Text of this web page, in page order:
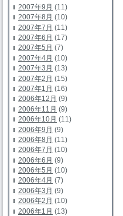
2007年9月 (11)
2007年8月 (10)
2007年7月 (11)
2007年6月 (17)
2007年5月 (7)
2007年4月 (10)
2007年3月 (13)
2007年2月 (15)
2007年1月 (16)
2006年12月 (9)
2006年11月 (9)
2006年10月 (11)
2006年9月 (9)
2006年8月 (11)
2006年7月 (10)
2006年6月 (9)
2006年5月 (10)
2006年4月 (7)
2006年3月 (9)
2006年2月 (10)
2006年1月 (13)